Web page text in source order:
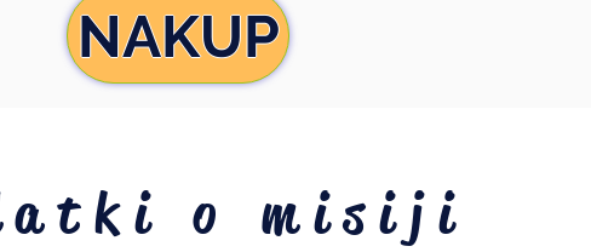
NAKUP
o misiji